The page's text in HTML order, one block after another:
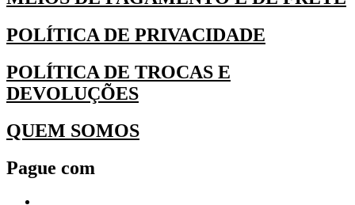
POLÍTICA DE PRIVACIDADE
POLÍTICA DE TROCAS E
DEVOLUÇÕES
QUEM SOMOS
Pague com